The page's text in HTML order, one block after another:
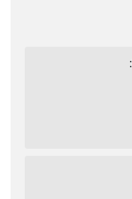
: